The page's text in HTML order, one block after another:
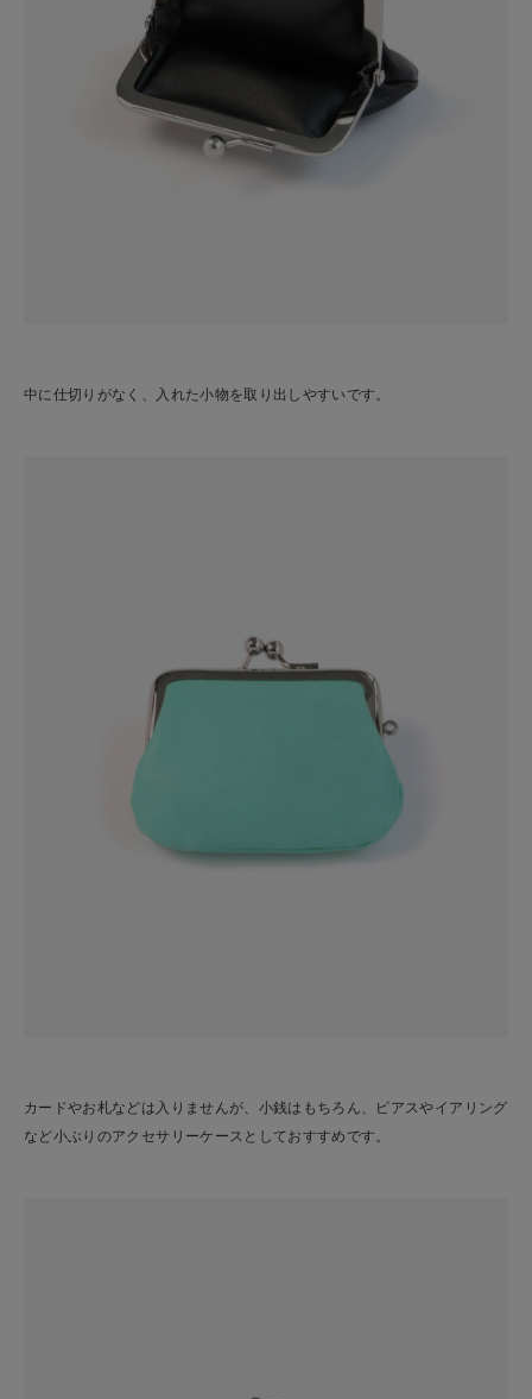
中に仕切りがなく、入れた小物を取り出しやすいです。
カードやお札などは入りませんが、小銭はもちろん、ピアスやイアリング
など小ぶりのアクセサリーケースとしておすすめです。